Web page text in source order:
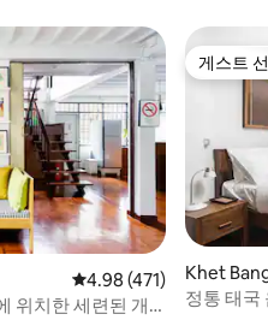
평점 4.98점(5점 만점),
4.98 (471)
위치한 세련된 개
게스트
게스트
Khet
정통 태국